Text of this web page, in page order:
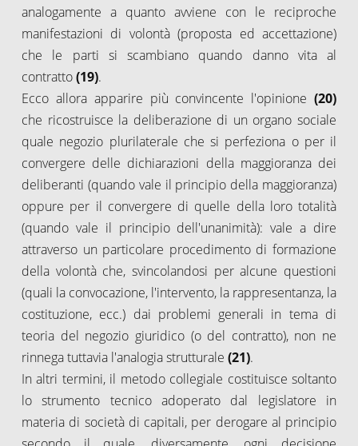
analogamente a quanto avviene con le reciproche
manifestazioni di volontà (proposta ed accettazione)
che le parti si scambiano quando danno vita al
contratto(19).
Ecco allora apparire più convincente l'opinione (20)
che ricostruisce la deliberazione di un organo sociale
quale negozio plurilaterale che si perfeziona o per il
convergere delle dichiarazioni della maggioranza dei
deliberanti (quando vale il principio della maggioranza)
oppure per il convergere di quelle della loro totalità
(quando vale il principio dell'unanimità): vale a dire
attraverso un particolare procedimento di formazione
della volontà che, svincolandosi per alcune questioni
(quali la convocazione, l'intervento, la rappresentanza, la
costituzione, ecc.) dai problemi generali in tema di
teoria del negozio giuridico (o del contratto), non ne
rinnega tuttavia l'analogia strutturale (21).
In altri termini, il metodo collegiale costituisce soltanto
lo strumento tecnico adoperato dal legislatore in
materia di società di capitali, per derogare al principio